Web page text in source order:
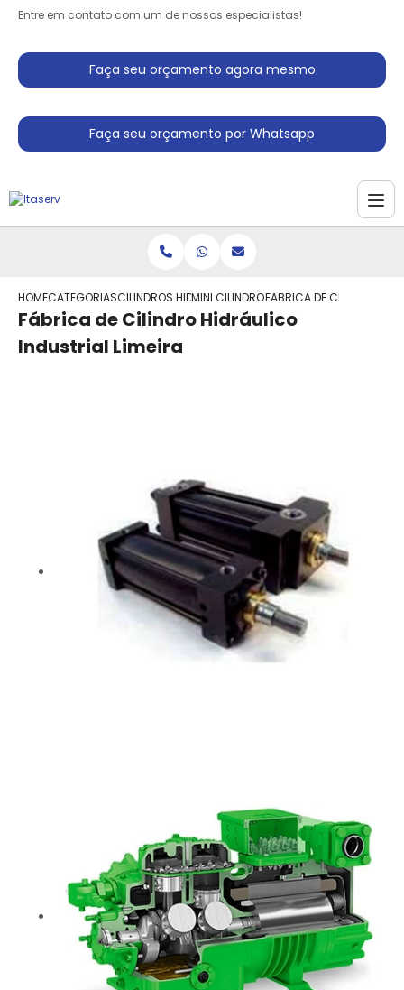
Entre em contato com um de nossos especialistas!
Faça seu orçamento agora mesmo
Faça seu orçamento por Whatsapp
HOMECATEGORIASCILINDROS HIDRAULICOMINI CILINDRO HIDRAULICO
FABRICA DE CILINDRO
Fábrica de Cilindro Hidráulico
Industrial Limeira